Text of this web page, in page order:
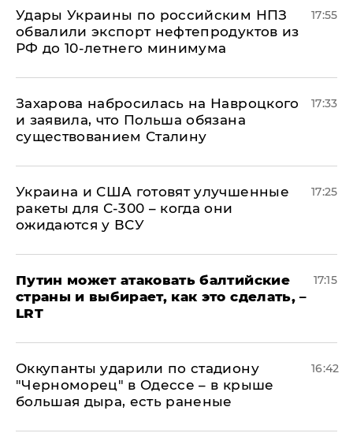
Удары Украины по российским НПЗ
обвалили экспорт нефтепродуктов из
РФ до 10-летнего минимума
17:55
​Захарова набросилась на Навроцкого
и заявила, что Польша обязана
существованием Сталину
17:33
Украина и США готовят улучшенные
ракеты для С-300 – когда они
ожидаются у ВСУ
17:25
Путин может атаковать балтийские
страны и выбирает, как это сделать, –
LRT
17:15
Оккупанты ударили по стадиону
"Черноморец" в Одессе – в крыше
большая дыра, есть раненые
16:42